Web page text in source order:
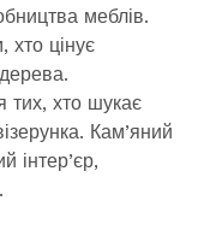
меблів.
хто цінує
тих, хто шукає
Кам’яний
інтер’єр,